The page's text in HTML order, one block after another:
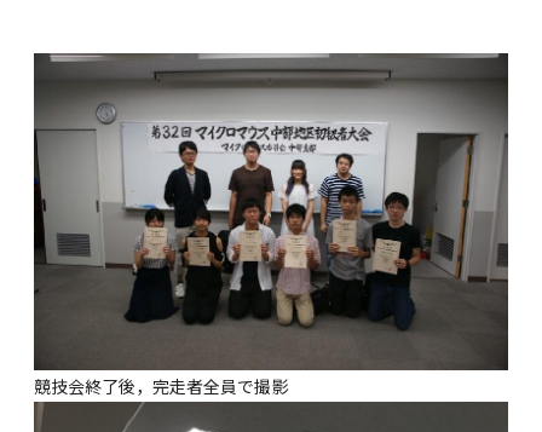
競技会終了後，完走者全員で撮影